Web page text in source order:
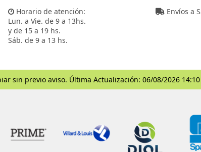
Horario de atención:
Lun. a Vie. de 9 a 13hs.
y de 15 a 19 hs.
Sáb. de 9 a 13 hs.
Envíos a
sin previo aviso. Última Actualización: 06/08/2026 14:10